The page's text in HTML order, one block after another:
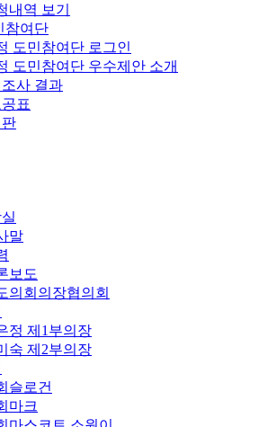
내역 보기
참여단
도민참여단 로그인
도민참여단 우수제안 소개
사 결과
표
말
보도
의회의장협의회
정 제1부의장
숙 제2부의장
슬로건
마크